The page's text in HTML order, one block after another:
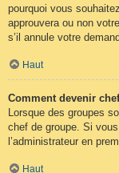
pourquoi vous
approuvera ou non
s’il annule votre
Haut
Comment devenir
Lorsque des groupes
chef de groupe. Si
l’administrateur en
Haut